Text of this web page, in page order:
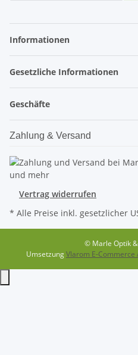
Informationen
Gesetzliche Informationen
Geschäfte
Zahlung & Versand
Vertrag widerrufen
* Alle Preise inkl. gesetzlicher
© Marle Optik
UmsetzungVlarom E-Commerce